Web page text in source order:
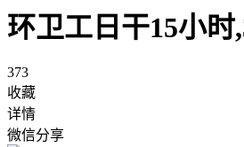
环卫工日干15小
373
收藏
详情
微信分享